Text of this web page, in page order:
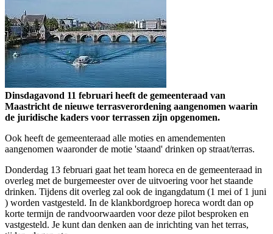
Dinsdagavond 11 februari heeft de gemeenteraad van
Maastricht de nieuwe terrasverordening aangenomen waarin
de juridische kaders voor terrassen zijn opgenomen.
Ook heeft de gemeenteraad alle moties en amendementen
aangenomen waaronder de motie 'staand' drinken op straat/terras.
Donderdag 13 februari gaat het team horeca en de gemeenteraad in
overleg met de burgemeester over de uitvoering voor het staande
drinken. Tijdens dit overleg zal ook de ingangdatum (1 mei of 1 juni
) worden vastgesteld. In de klankbordgroep horeca wordt dan op
korte termijn de randvoorwaarden voor deze pilot besproken en
vastgesteld. Je kunt dan denken aan de inrichting van het terras,